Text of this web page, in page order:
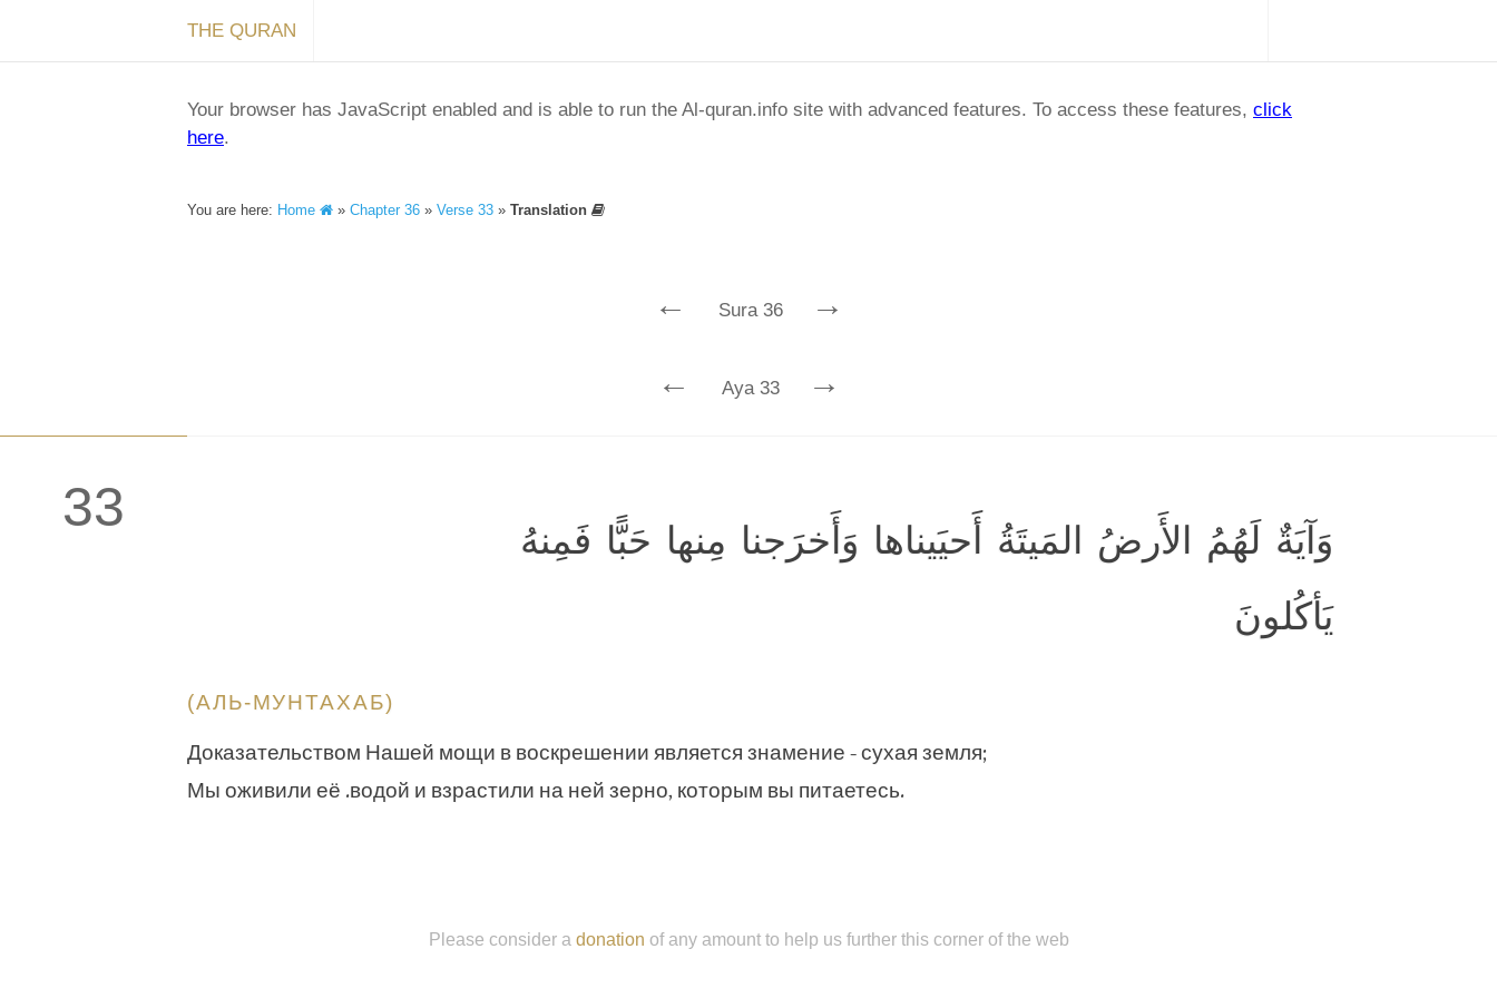
THE QURAN
Your browser has JavaScript enabled and is able to run the Al-quran.info site with advanced features. To access these features, click
here.
You are here: Home » Chapter 36 » Verse 33 » Translation
← Sura 36 →
← Aya 33 →
33
وَآيَةٌ لَهُمُ الأَرضُ المَيتَةُ أَحيَيناها وَأَخرَجنا مِنها حَبًّا فَمِنهُ
يَأكُلونَ
(АЛЬ-МУНТАХАБ)
Доказательством Нашей мощи в воскрешении является знамение - сухая земля;
Мы оживили её .водой и взрастили на ней зерно, которым вы питаетесь.
Please consider a donation of any amount to help us further this corner of the web